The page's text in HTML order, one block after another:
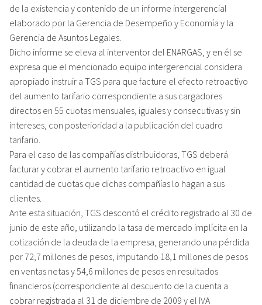
de la existencia y contenido de un informe intergerencial
elaborado por la Gerencia de Desempeño y Economía y la
Gerencia de Asuntos Legales.
Dicho informe se eleva al interventor del ENARGAS, y en él se
expresa que el mencionado equipo intergerencial considera
apropiado instruir a TGS para que facture el efecto retroactivo
del aumento tarifario correspondiente a sus cargadores
directos en 55 cuotas mensuales, iguales y consecutivas y sin
intereses, con posterioridad a la publicación del cuadro
tarifario.
Para el caso de las compañías distribuidoras, TGS deberá
facturar y cobrar el aumento tarifario retroactivo en igual
cantidad de cuotas que dichas compañías lo hagan a sus
clientes.
Ante esta situación, TGS descontó el crédito registrado al 30 de
junio de este año, utilizando la tasa de mercado implícita en la
cotización de la deuda de la empresa, generando una pérdida
por 72,7 millones de pesos, imputando 18,1 millones de pesos
en ventas netas y 54,6 millones de pesos en resultados
financieros (correspondiente al descuento de la cuenta a
cobrar registrada al 31 de diciembre de 2009 y el IVA